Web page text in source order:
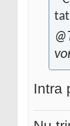
Intra